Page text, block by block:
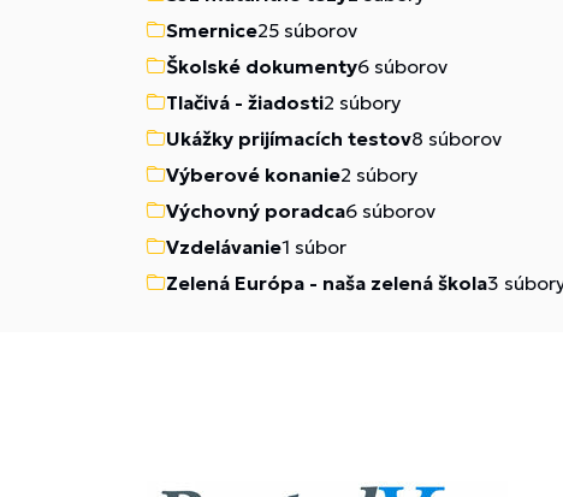
Smernice25 súborov
Školské dokumenty6 súborov
Tlačivá - žiadosti2 súbory
Ukážky prijímacích testov8 súborov
Výberové konanie2 súbory
Výchovný poradca6 súborov
Vzdelávanie1 súbor
Zelená Európa - naša zelená škola3